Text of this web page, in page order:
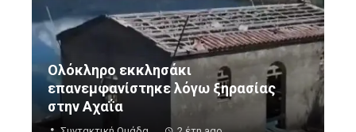
Ολόκληρο εκκλησάκι
επανεμφανίστηκε λόγω ξηρασίας
στην Αχαΐα